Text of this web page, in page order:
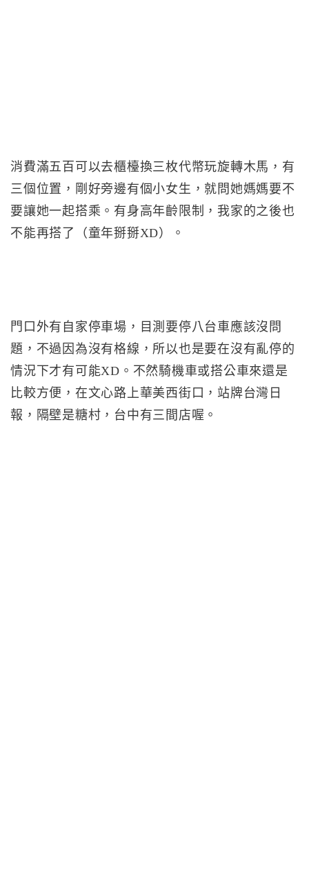
消費滿五百可以去櫃檯換三枚代幣玩旋轉木馬，有
三個位置，剛好旁邊有個小女生，就問她媽媽要不
要讓她一起搭乘。有身高年齡限制，我家的之後也
不能再搭了（童年掰掰XD）。
門口外有自家停車場，目測要停八台車應該沒問
題，不過因為沒有格線，所以也是要在沒有亂停的
情況下才有可能XD。不然騎機車或搭公車來還是
比較方便，在文心路上華美西街口，站牌台灣日
報，隔壁是糖村，台中有三間店喔。